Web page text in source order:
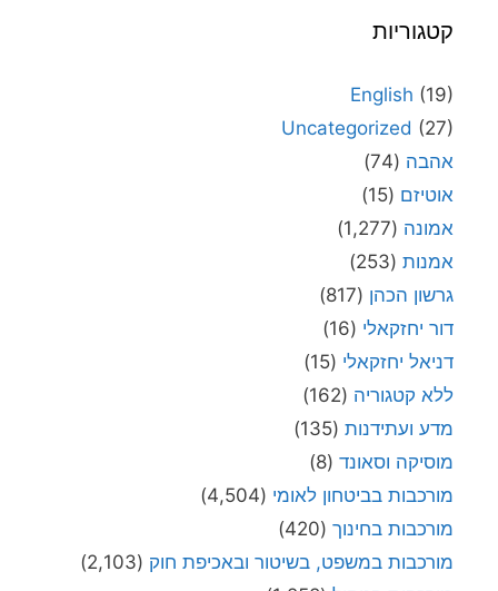
קטגוריות
English (19)
Uncategorized (27)
אהבה (74)
אוטיזם (15)
אמונה (1,277)
אמנות (253)
גרשון הכהן (817)
דור יחזקאלי (16)
דניאל יחזקאלי (15)
ללא קטגוריה (162)
מדע ועתידנות (135)
מוסיקה וסאונד (8)
מורכבות בביטחון לאומי (4,504)
מורכבות בחינוך (420)
מורכבות במשפט, בשיטור ובאכיפת חוק (2,103)